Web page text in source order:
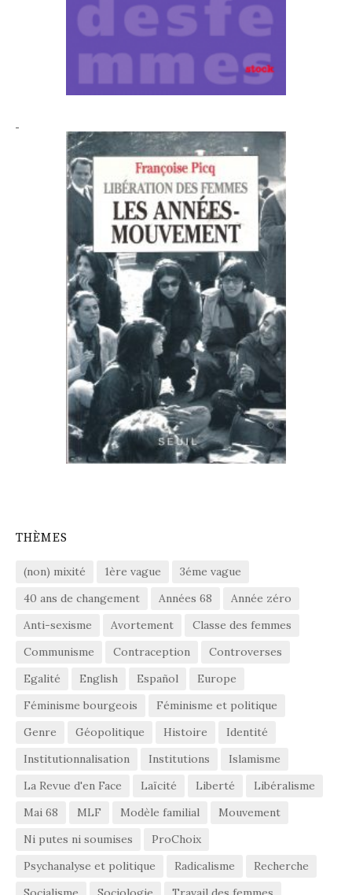
THÈMES
(non) mixité 1ère vague
3éme vague
40 ans de changement
Années 68
Année zéro
Anti-sexisme
Avortement
Classe des femmes
Communisme
Contraception
Controverses
Egalité
English Español
Europe
Féminisme bourgeois
Féminisme et politique
Genre
Géopolitique Histoire
Identité
Institutionnalisation
Institutions
Islamisme
La Revue d'en Face
Laïcité Liberté
Libéralisme
Mai 68
MLF Modèle familial
Mouvement
Ni putes ni soumises
ProChoix
Psychanalyse et politique
Radicalisme
Recherche